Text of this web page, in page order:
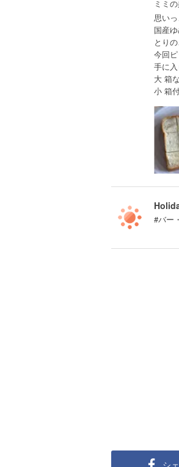
ミミ
思い
国産
とり
今回
手に
大 箱
小 箱
#バー
シ